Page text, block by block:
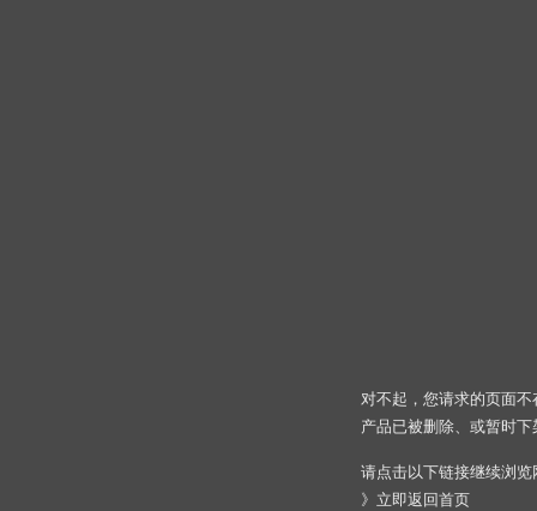
对不起，您请求的页面
产品已被删除、或暂时下
请点击以下链接继续浏览
》 立即返回首页